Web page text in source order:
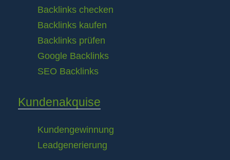
Backlinks checken
Backlinks kaufen
Backlinks prüfen
Google Backlinks
SEO Backlinks
Kundenakquise
Kundengewinnung
Leadgenerierung